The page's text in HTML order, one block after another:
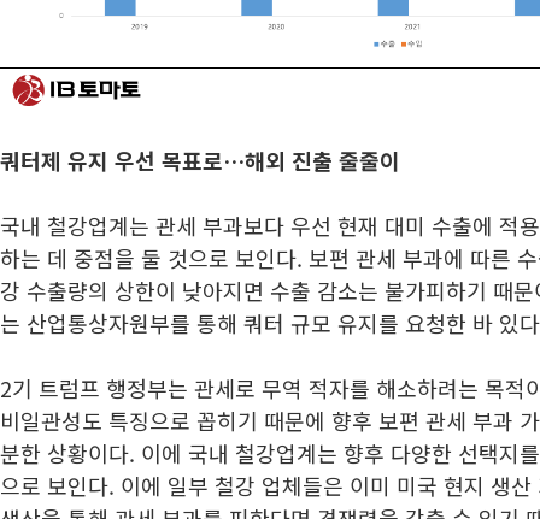
쿼터제 유지 우선 목표로…해외 진출 줄줄이
국내 철강업계는 관세 부과보다 우선 현재 대미 수출에 적
하는 데 중점을 둘 것으로 보인다. 보편 관세 부과에 따른
강 수출량의 상한이 낮아지면 수출 감소는 불가피하기 때
는 산업통상자원부를 통해 쿼터 규모 유지를 요청한 바 있
2기 트럼프 행정부는 관세로 무역 적자를 해소하려는 목적
비일관성도 특징으로 꼽히기 때문에 향후 보편 관세 부과
분한 상황이다. 이에 국내 철강업계는 향후 다양한 선택지
으로 보인다. 이에 일부 철강 업체들은 이미 미국 현지 생